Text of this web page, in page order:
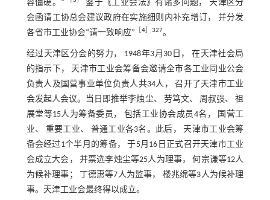
容僵硬。”
鉴于《工业会法》有诸多问题， 天津区分
会函请工协总会建议政府在实施细则内补充增订， 并分发
各省市工业协会“请一致响应”
4］327。
经过天津区分会的努力， 1948年3月30日， 在天津社会局
的指示下， 天津市工业会筹备会邀请全市各工业同业公会
负责人及国营事业单位负责人共34人， 召开了天津市工业
会发起人会议。当日即推举李烛尘、 劳笃文、 周叔弢、 祖
展堂等15人为筹备委员， 包括工业协会成员4名， 国营工
业、 重要工业、 普通工业各3名。此后， 天津市工业会筹
备会经过1个半月的筹备， 于5月16日正式召开天津市工业
会成立大会， 并票选李烛尘等25人为理事， 何宗谦等12人
为候补理事； 丁德惠等7人为监事， 楼兆绵等3人为候补理
事。天津工业会最终得以成立。